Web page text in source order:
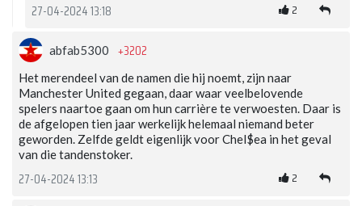
27-04-2024 13:18 2
abfab5300 +3202
Het merendeel van de namen die hij noemt, zijn naar
Manchester United gegaan, daar waar veelbelovende
spelers naartoe gaan om hun carrière te verwoesten. Daar is
de afgelopen tien jaar werkelijk helemaal niemand beter
geworden. Zelfde geldt eigenlijk voor Chel$ea in het geval
van die tandenstoker.
27-04-2024 13:13 2